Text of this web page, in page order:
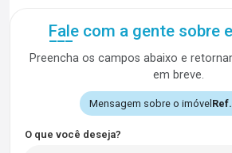
Fale com a gente sobre
Preencha os campos abaixo e
em breve.
Mensagem sobre o imóvel
O que você deseja?